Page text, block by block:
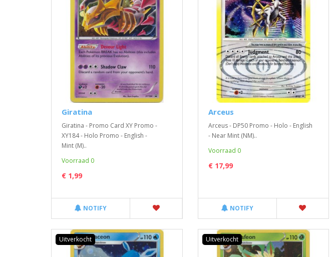
Giratina
Giratina - Promo Card XY Promo -
XY184 - Holo Promo - English -
Mint (M)..
Voorraad 0
€ 1,99
NOTIFY
Arceus
Arceus - DP50 Promo - Holo - English
- Near Mint (NM)..
Voorraad 0
€ 17,99
NOTIFY
Uitverkocht Uitverkocht